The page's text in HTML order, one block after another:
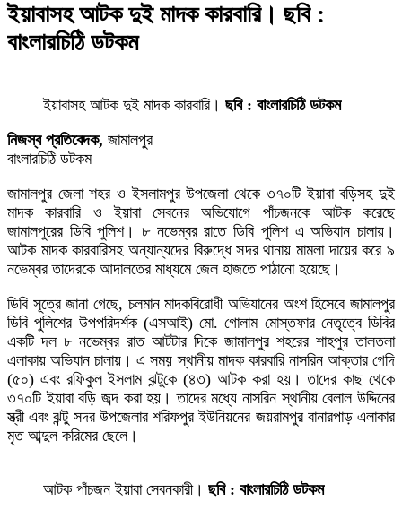
ইয়াবাসহ আটক দুই মাদক কারবারি। ছবি :
বাংলারচিঠি ডটকম
ইয়াবাসহ আটক দুই মাদক কারবারি। ছবি : বাংলারচিঠি ডটকম
নিজস্ব প্রতিবেদক, জামালপুর
বাংলারচিঠি ডটকম
জামালপুর জেলা শহর ও ইসলামপুর উপজেলা থেকে ৩৭০টি ইয়াবা বড়িসহ দুই
মাদক কারবারি ও ইয়াবা সেবনের অভিযোগে পাঁচজনকে আটক করেছে
জামালপুরের ডিবি পুলিশ। ৮ নভেম্বর রাতে ডিবি পুলিশ এ অভিযান চালায়।
আটক মাদক কারবারিসহ অন্যান্যদের বিরুদ্ধে সদর থানায় মামলা দায়ের করে ৯
নভেম্বর তাদেরকে আদালতের মাধ্যমে জেল হাজতে পাঠানো হয়েছে।
ডিবি সূত্রে জানা গেছে, চলমান মাদকবিরোধী অভিযানের অংশ হিসেবে জামালপুর
ডিবি পুলিশের উপপরিদর্শক (এসআই) মো. গোলাম মোস্তফার নেতৃত্বে ডিবির
একটি দল ৮ নভেম্বর রাত আটটার দিকে জামালপুর শহরের শাহপুর তালতলা
এলাকায় অভিযান চালায়। এ সময় স্থানীয় মাদক কারবারি নাসরিন আক্তার গেদি
(৫০) এবং রফিকুল ইসলাম ঝন্টুকে (৪৩) আটক করা হয়। তাদের কাছ থেকে
৩৭০টি ইয়াবা বড়ি জব্দ করা হয়। তাদের মধ্যে নাসরিন স্থানীয় বেলাল উদ্দিনের
স্ত্রী এবং ঝন্টু সদর উপজেলার শরিফপুর ইউনিয়নের জয়রামপুর বানারপাড় এলাকার
মৃত আব্দুল করিমের ছেলে।
আটক পাঁচজন ইয়াবা সেবনকারী। ছবি : বাংলারচিঠি ডটকম